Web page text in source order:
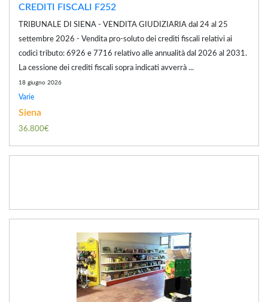
CREDITI FISCALI F252
TRIBUNALE DI SIENA - VENDITA GIUDIZIARIA dal 24 al 25
settembre 2026 - Vendita pro-soluto dei crediti fiscali relativi ai
codici tributo: 6926 e 7716 relativo alle annualità dal 2026 al 2031.
La cessione dei crediti fiscali sopra indicati avverrà ...
18 giugno 2026
Varie
Siena
36.800€